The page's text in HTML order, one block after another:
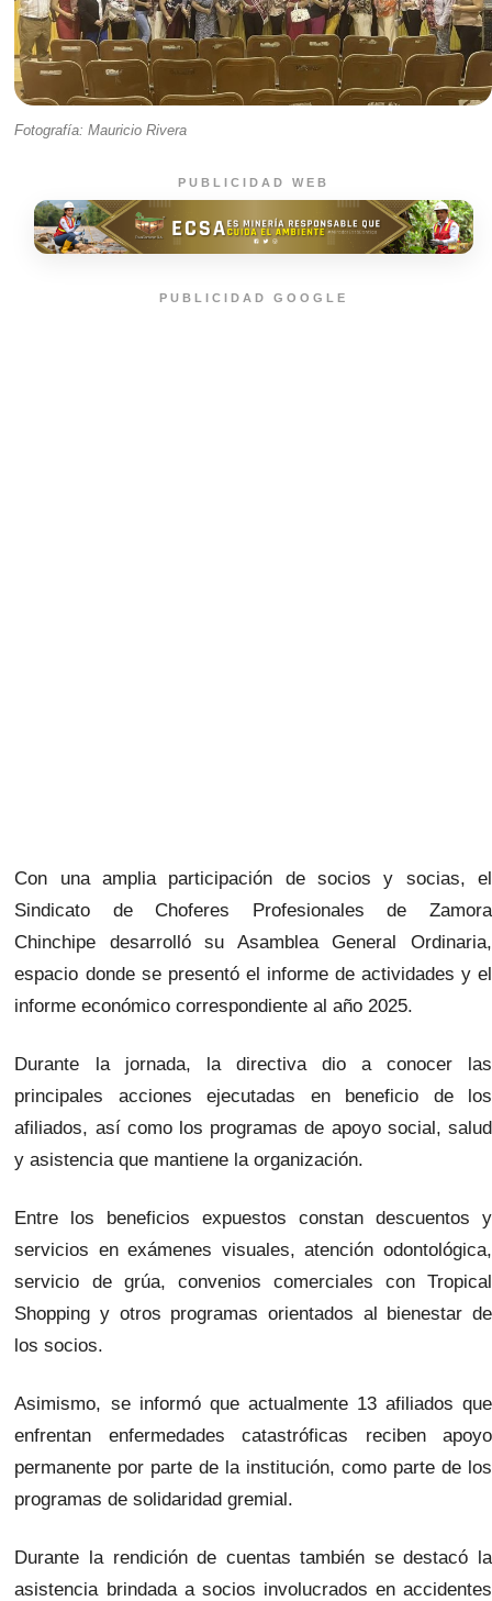
Fotografía: Mauricio Rivera
PUBLICIDAD WEB
PUBLICIDAD GOOGLE
Con una amplia participación de socios y socias, el
Sindicato de Choferes Profesionales de Zamora
Chinchipe desarrolló su Asamblea General Ordinaria,
espacio donde se presentó el informe de actividades y el
informe económico correspondiente al año 2025.
Durante la jornada, la directiva dio a conocer las
principales acciones ejecutadas en beneficio de los
afiliados, así como los programas de apoyo social, salud
y asistencia que mantiene la organización.
Entre los beneficios expuestos constan descuentos y
servicios en exámenes visuales, atención odontológica,
servicio de grúa, convenios comerciales con Tropical
Shopping y otros programas orientados al bienestar de
los socios.
Asimismo, se informó que actualmente 13 afiliados que
enfrentan enfermedades catastróficas reciben apoyo
permanente por parte de la institución, como parte de los
programas de solidaridad gremial.
Durante la rendición de cuentas también se destacó la
asistencia brindada a socios involucrados en accidentes